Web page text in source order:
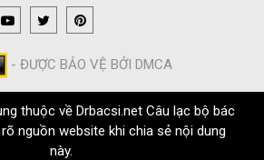
- ĐƯỢC BẢO VỆ BỞI DMCA
thuộc về Drbacsi.net Câu lạc bộ bác
nguồn website khi chia sẻ nội dung
này.